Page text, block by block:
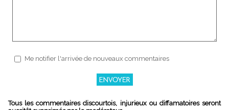
Me notifier l'arrivée de nouveaux commentaires
Tous les commentaires discourtois, injurieux ou diffamatoires seront